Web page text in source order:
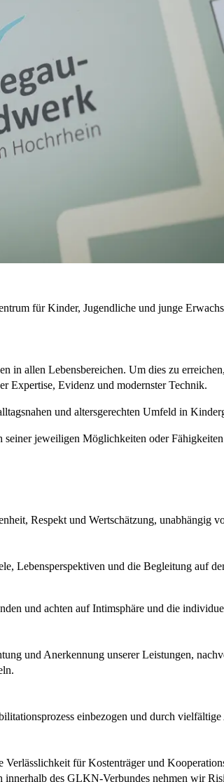
für Kinder, Jugendliche und junge
in allen Lebensbereichen. Um dies zu
Expertise, Evidenz und modernster Technik.
und altersgerechten Umfeld in
jeweiligen Möglichkeiten oder
Respekt und Wertschätzung,
Lebensperspektiven und die Begleitung auf
und achten auf Intimsphäre und die
und Anerkennung unserer Leistungen,
einbezogen und durch vielfältige
für Kostenträger und
des GLKN-Verbundes nehmen wir